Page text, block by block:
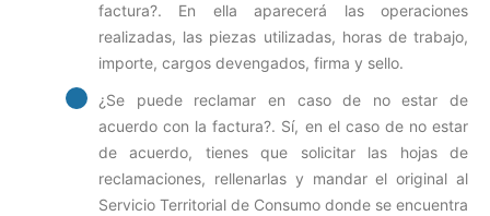
factura?. En ella aparecerá las operaciones
realizadas, las piezas utilizadas, horas de trabajo,
importe, cargos devengados, firma y sello.
¿Se puede reclamar en caso de no estar de
acuerdo con la factura?. Sí, en el caso de no estar
de acuerdo, tienes que solicitar las hojas de
reclamaciones, rellenarlas y mandar el original al
Servicio Territorial de Consumo donde se encuentra